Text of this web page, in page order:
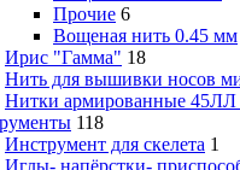
Прочие 6
Вощеная нить 0.45 мм
Ирис "Гамма" 18
Нить для вышивки носов
Нитки армированные
118
Инструмент для скелета 1
Иглы- напёрстки-